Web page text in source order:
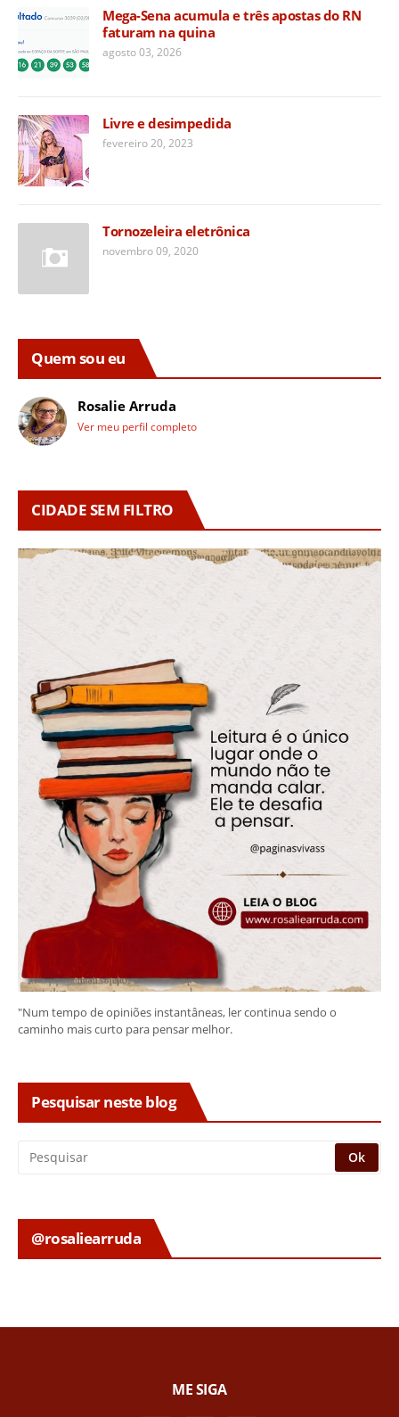
Mega-Sena acumula e três apostas do RN
faturam na quina
agosto 03, 2026
Livre e desimpedida
fevereiro 20, 2023
Tornozeleira eletrônica
novembro 09, 2020
Quem sou eu
Rosalie Arruda
Ver meu perfil completo
CIDADE SEM FILTRO
"Num tempo de opiniões instantâneas, ler continua sendo o
caminho mais curto para pensar melhor.
Pesquisar neste blog
@rosaliearruda
ME SIGA